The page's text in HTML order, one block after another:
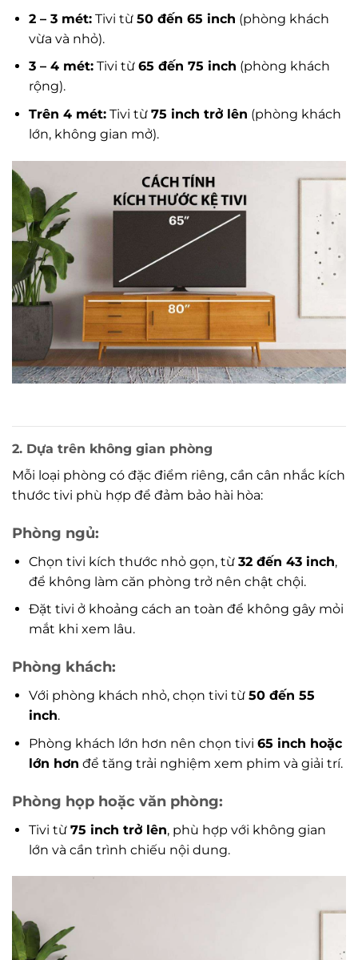
2 – 3 mét:Tivi từ 50 đến 65 inch (phòng khách
vừa và nhỏ).
3 – 4 mét:Tivi từ 65 đến 75 inch (phòng khách
rộng).
Trên 4 mét:Tivi từ 75 inch trở lên (phòng khách
lớn, không gian mở).
2. Dựa trên không gian phòng
Mỗi loại phòng có đặc điểm riêng, cần cân nhắc kích
thước tivi phù hợp để đảm bảo hài hòa:
Phòng ngủ:
Chọn tivi kích thước nhỏ gọn, từ 32 đến 43 inch,
để không làm căn phòng trở nên chật chội.
Đặt tivi ở khoảng cách an toàn để không gây mỏi
mắt khi xem lâu.
Phòng khách:
Với phòng khách nhỏ, chọn tivi từ 50 đến 55
inch.
Phòng khách lớn hơn nên chọn tivi 65 inch hoặc
lớn hơn để tăng trải nghiệm xem phim và giải trí.
Phòng họp hoặc văn phòng:
Tivi từ 75 inch trở lên, phù hợp với không gian
lớn và cần trình chiếu nội dung.